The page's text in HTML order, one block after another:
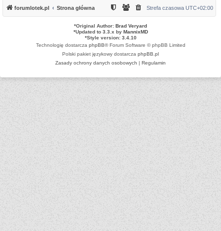
forumlotek.pl Strona główna Strefa czasowa UTC+02:00
*Original Author: Brad Veryard
*Updated to 3.3.x by MannixMD
*Style version: 3.4.10
Technologię dostarcza phpBB® Forum Software © phpBB Limited
Polski pakiet językowy dostarcza phpBB.pl
Zasady ochrony danych osobowych | Regulamin